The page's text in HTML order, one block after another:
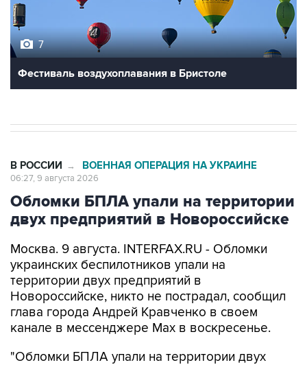
Фестиваль воздухоплавания в Бристоле
Обломки БПЛА упали на территории
двух предприятий в Новороссийске
Москва. 9 августа. INTERFAX.RU - Обломки
территории двух предприятий в
Новороссийске, никто не пострадал, сообщил
глава города Андрей Кравченко в своем
канале в мессенджере Max в воскресенье.
"Обломки БПЛА упали на территории двух
поселке Верхнебаканском. В результате